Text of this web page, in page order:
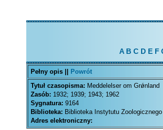
A B C D EF
Pełny opis ||
Powrót
Tytuł czasopisma: Meddelelser om Grǿnland
Zasób: 1932; 1939; 1943; 1962
Sygnatura: 9164
Biblioteka: Biblioteka Instytutu Zoologicznego
Adres elektroniczny: